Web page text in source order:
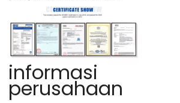
informasi
perusahaan